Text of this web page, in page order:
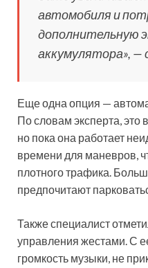
автомобиля и
дополнительную
аккумулятора», —
Еще одна опция —
По словам эксперта, это
но пока она работает
времени для маневров,
плотного трафика.
предпочитают
Также специалист
управления жестами. С
громкость музыки, не